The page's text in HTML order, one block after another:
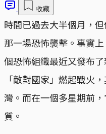
收藏
時間已過去大半個月，
那一場恐怖襲擊。事實
個恐怖組織最近又發布
「敵對國家」燃起戰火
灣。而在一個多星期前
質。